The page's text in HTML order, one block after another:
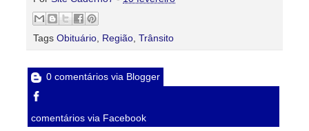
Tags Obituário, Região, Trânsito
0 comentários via Blogger
comentários via Facebook